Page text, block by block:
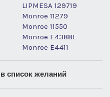
LIPMESA 129719
Monroe 11279
Monroe 11550
Monroe E4388L
Monroe E4411
список желаний